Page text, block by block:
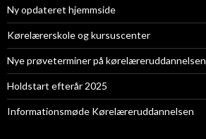
Ny opdateret hjemmside
Kørelærerskole og kursuscenter
Nye prøveterminer på kørelæreruddannelsen
Holdstart efterår 2025
Informationsmøde Kørelæreruddannelsen